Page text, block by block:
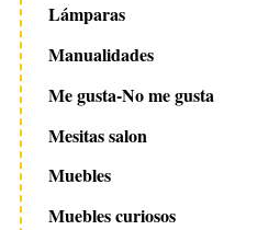
Lámparas
Manualidades
Me gusta-No me gusta
Mesitas salon
Muebles
Muebles curiosos